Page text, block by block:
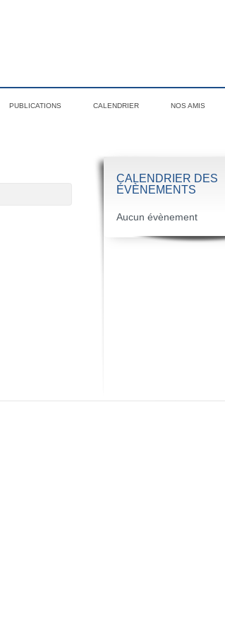
PUBLICATIONS CALENDRIER NOS AMIS
CALENDRIER DES
ÉVÈNEMENTS
Aucun évènement